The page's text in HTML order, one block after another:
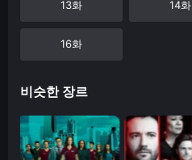
13화 14화
16화
비슷한 장르